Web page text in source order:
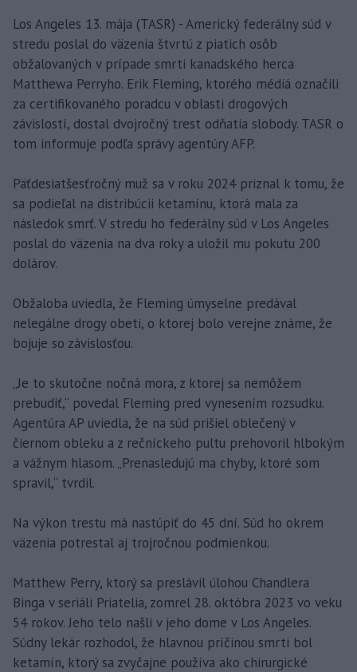
Los Angeles 13. mája (TASR) - Americký federálny súd v
stredu poslal do väzenia štvrtú z piatich osôb
obžalovaných v prípade smrti kanadského herca
Matthewa Perryho. Erik Fleming, ktorého médiá označili
za certifikovaného poradcu v oblasti drogových
závislostí, dostal dvojročný trest odňatia slobody. TASR o
tom informuje podľa správy agentúry AFP.
Päťdesiatšesťročný muž sa v roku 2024 priznal k tomu, že
sa podieľal na distribúcii ketamínu, ktorá mala za
následok smrť. V stredu ho federálny súd v Los Angeles
poslal do väzenia na dva roky a uložil mu pokutu 200
dolárov.
Obžaloba uviedla, že Fleming úmyselne predával
nelegálne drogy obeti, o ktorej bolo verejne známe, že
bojuje so závislosťou.
„Je to skutočne nočná mora, z ktorej sa nemôžem
prebudiť,“ povedal Fleming pred vynesením rozsudku.
Agentúra AP uviedla, že na súd prišiel oblečený v
čiernom obleku a z rečníckeho pultu prehovoril hlbokým
a vážnym hlasom. „Prenasledujú ma chyby, ktoré som
spravil,“ tvrdil.
Na výkon trestu má nastúpiť do 45 dní. Súd ho okrem
väzenia potrestal aj trojročnou podmienkou.
Matthew Perry, ktorý sa preslávil úlohou Chandlera
Binga v seriáli Priatelia, zomrel 28. októbra 2023 vo veku
54 rokov. Jeho telo našli v jeho dome v Los Angeles.
Súdny lekár rozhodol, že hlavnou príčinou smrti bol
ketamín, ktorý sa zvyčajne používa ako chirurgické